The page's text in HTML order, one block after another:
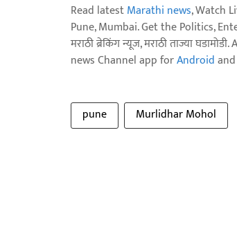
Read latestMarathi news, Watch
Pune, Mumbai. Get the Politics,
मराठी ब्रेकिंग न्यूज, मराठी ताज्या
news Channel app forAndroidand
pune Murlidhar Mohol